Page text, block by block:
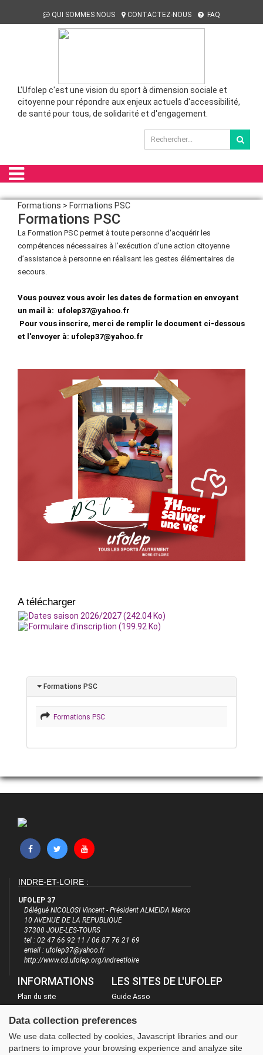
QUI SOMMES NOUS CONTACTEZ-NOUS FAQ
L'Ufolep c'est une vision du sport à dimension sociale et
citoyenne pour répondre aux enjeux actuels d'accessibilité,
de santé pour tous, de solidarité et d'engagement.
Formations > Formations PSC
Formations PSC
La Formation PSC permet à toute personne d'acquérir les
compétences nécessaires à l’exécution d’une action citoyenne
d’assistance à personne en réalisant les gestes élémentaires de
secours.
Vous pouvez vous avoir les dates de formation en envoyant
un mail à: ufolep37@yahoo.fr
Pour vous inscrire, merci de remplir le document ci-dessous
et l'envoyer à: ufolep37@yahoo.fr
A télécharger
Dates saison 2026/2027 (242.04 Ko)
Formulaire d'inscription (199.92 Ko)
Formations PSC
Formations PSC
INDRE-ET-LOIRE :
UFOLEP 37
Délégué NICOLOSI Vincent - Président ALMEIDA Marco
10 AVENUE DE LA REPUBLIQUE
37300 JOUE-LES-TOURS
tel : 02 47 66 92 11 / 06 87 76 21 69
email : ufolep37@yahoo.fr
http://www.cd.ufolep.org/indreetloire
INFORMATIONS
Plan du site
Mentions légales
Administration
LES SITES DE L'UFOLEP
Guide Asso
Inscriptions évènements
Data collection preferences
We use data collected by cookies, Javascript libraries and our
partners to improve your browsing experience and analyze site